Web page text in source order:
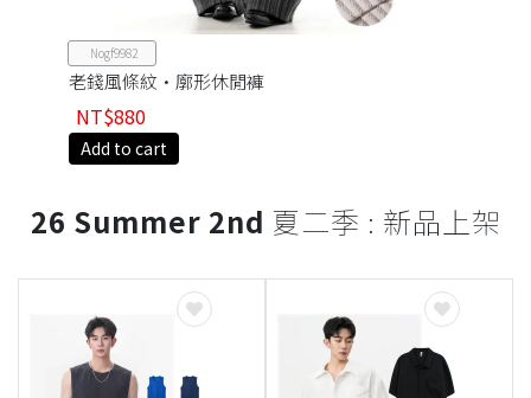
Nogf9982
老錢風條紋·廓形休閒褲
NT$880
Add to cart
26 Summer 2nd 夏二季 : 新品上架